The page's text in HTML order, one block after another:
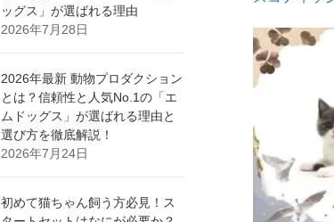
ッグス」が選ばれる理由
2026年7月28日
2026年最新 動物プロダクション
とは？信頼性と人気No.1の「エ
ムドッグス」が選ばれる理由と
選び方を徹底解説！
2026年7月24日
初めて猫ちゃん飼う方必見！ス